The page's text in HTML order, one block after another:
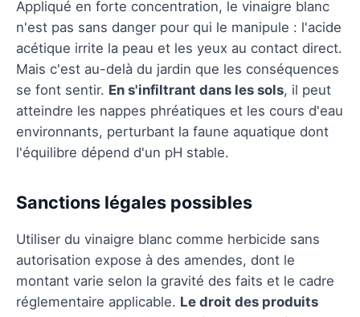
Appliqué en forte concentration, le vinaigre blanc
n'est pas sans danger pour qui le manipule : l'acide
acétique irrite la peau et les yeux au contact direct.
Mais c'est au-delà du jardin que les conséquences
se font sentir. En s'infiltrant dans les sols, il peut
atteindre les nappes phréatiques et les cours d'eau
environnants, perturbant la faune aquatique dont
l'équilibre dépend d'un pH stable.
Sanctions légales possibles
Utiliser du vinaigre blanc comme herbicide sans
autorisation expose à des amendes, dont le
montant varie selon la gravité des faits et le cadre
réglementaire applicable. Le droit des produits